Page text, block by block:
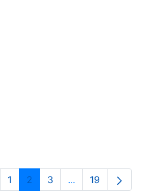
Orrialdea
1 Orrialdea
2 Orrialdea
3 ...Intermediate
Orrialdea
19